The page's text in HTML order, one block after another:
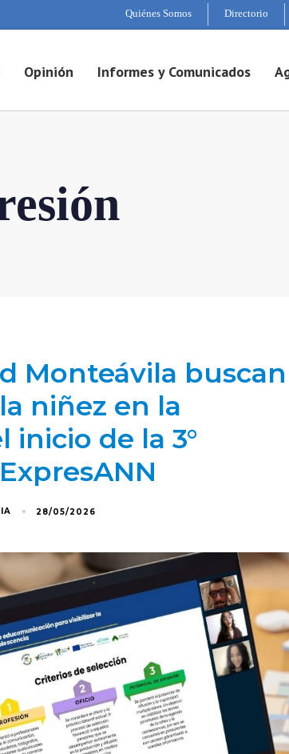
Quiénes Somos Directorio
Opinión Informes y Comunicados
Monteávila buscan
niñez en la
de la 3°
28/05/2026